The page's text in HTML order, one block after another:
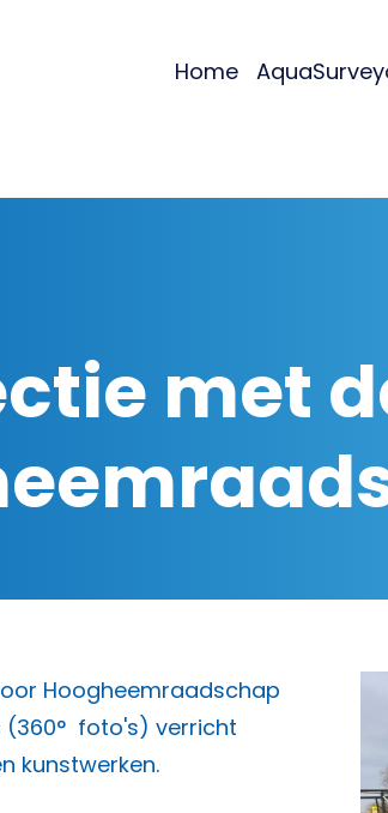
Home
met
Hoogheemraadschap
(360° foto's) verricht
kunstwerken.